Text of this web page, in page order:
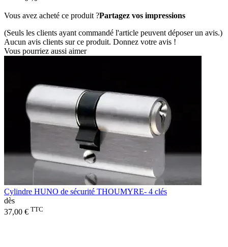
Vous avez acheté ce produit ?Partagez vos impressions
(Seuls les clients ayant commandé l'article peuvent déposer un avis.)
Aucun avis clients sur ce produit. Donnez votre avis !
Vous pourriez aussi aimer
Cylindre HUNO de sécurité THOUMYRE- 4 clés
dès
37,00 € TTC